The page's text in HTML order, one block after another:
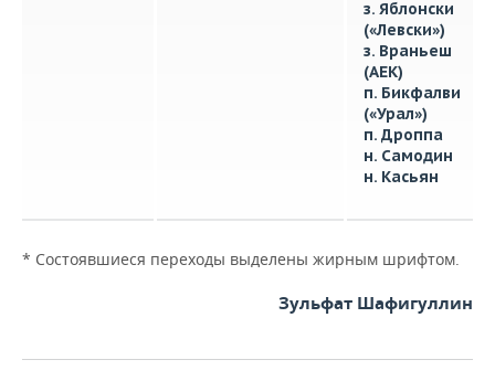
з. Яблонски
(«Левски»)
з. Враньеш
(АЕК)
п. Бикфалви
(«Урал»)
п. Дроппа
н. Самодин
н. Касьян
* Состоявшиеся переходы выделены жирным шрифтом.
Зульфат Шафигуллин